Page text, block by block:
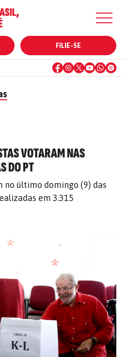
FILIE-SE
VOTARAM NAS
DO PT
no último domingo (9) das
em 3.315